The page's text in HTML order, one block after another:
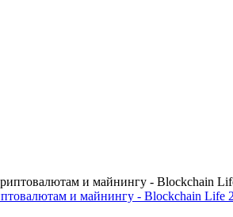
и майнингу - Blockchain Life